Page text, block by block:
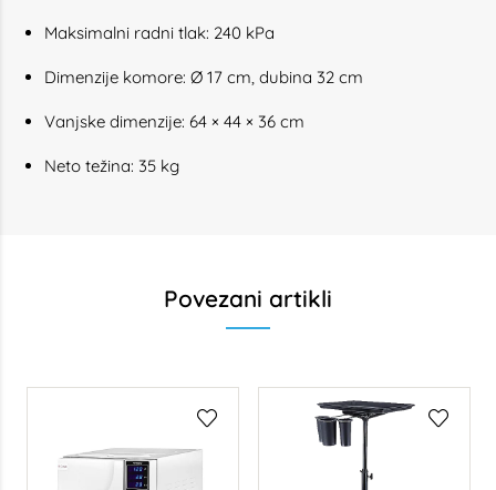
Maksimalni radni tlak: 240 kPa
Dimenzije komore: Ø 17 cm, dubina 32 cm
Vanjske dimenzije: 64 × 44 × 36 cm
Neto težina: 35 kg
Povezani artikli